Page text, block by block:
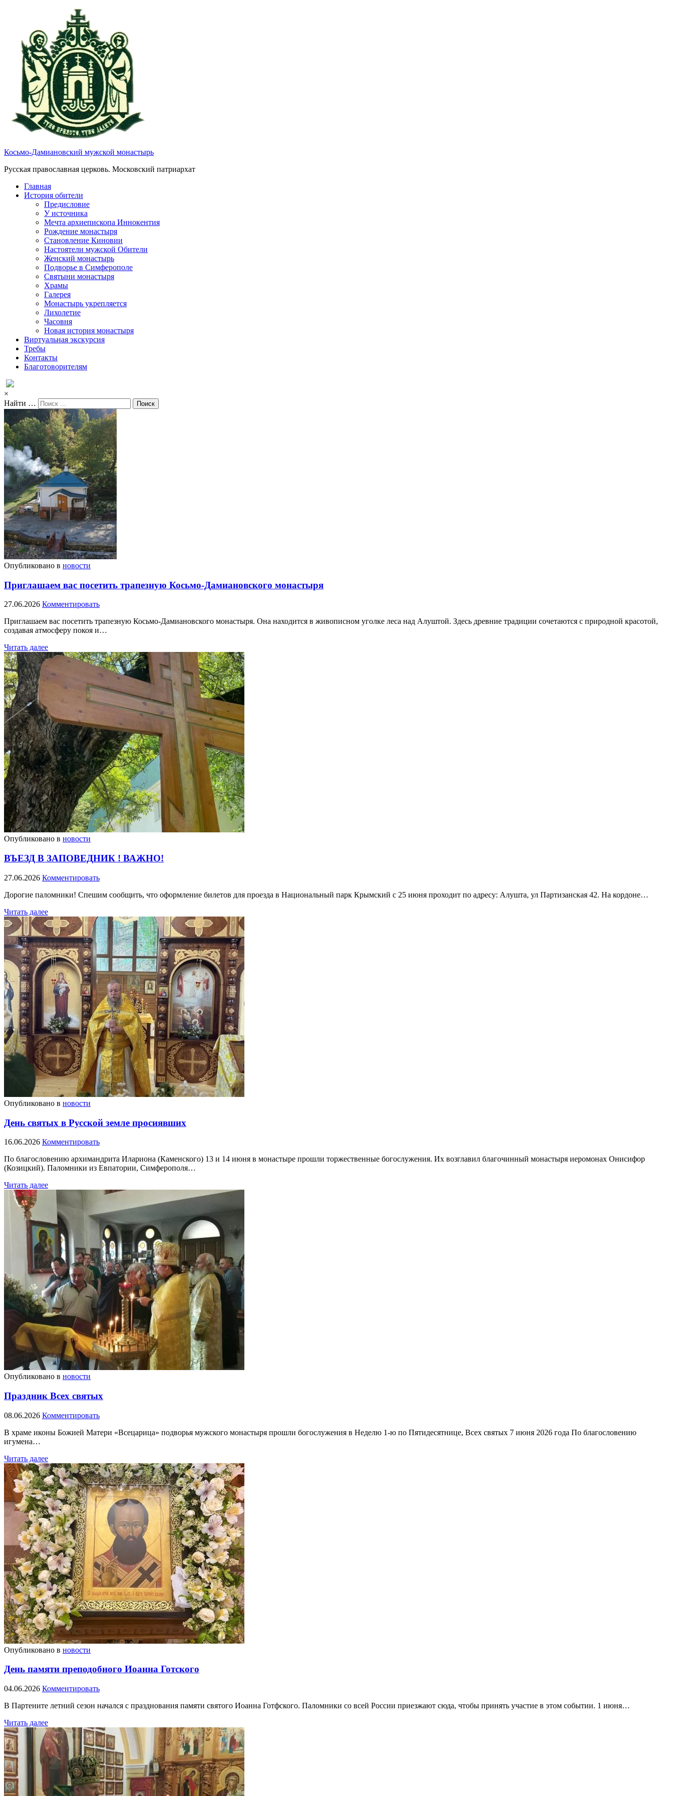
Косьмо-Дамиановский мужской монастырь
Русская православная церковь. Московский патриархат
Главная
История обители
Предисловие
У источника
Мечта архиепископа Иннокентия
Рождение монастыря
Становление Киновии
Настоятели мужской Обители
Женский монастырь
Подворье в Симферополе
Святыни монастыря
Храмы
Галерея
Монастырь укрепляется
Лихолетие
Часовня
Новая история монастыря
Виртуальная экскурсия
Требы
Контакты
Благотоворителям
×
Найти …
Опубликовано в новости
Приглашаем вас посетить трапезную Косьмо-Дамиановского монастыря
27.06.2026 Комментировать
Приглашаем вас посетить трапезную Косьмо-Дамиановского монастыря. Она находится в живописном уголке леса над Алуштой. Здесь древние традиции сочетаются с природной красотой,
создавая атмосферу покоя и…
Читать далее
Опубликовано в новости
ВЪЕЗД В ЗАПОВЕДНИК ! ВАЖНО!
27.06.2026 Комментировать
Дорогие паломники! Спешим сообщить, что оформление билетов для проезда в Национальный парк Крымский с 25 июня проходит по адресу: Алушта, ул Партизанская 42. На кордоне…
Читать далее
Опубликовано в новости
День святых в Русской земле просиявших
16.06.2026 Комментировать
По благословению архимандрита Илариона (Каменского) 13 и 14 июня в монастыре прошли торжественные богослужения. Их возглавил благочинный монастыря иеромонах Онисифор
(Козицкий). Паломники из Евпатории, Симферополя…
Читать далее
Опубликовано в новости
Праздник Всех святых
08.06.2026 Комментировать
В храме иконы Божией Матери «Всецарица» подворья мужского монастыря прошли богослужения в Неделю 1-ю по Пятидесятнице, Всех святых 7 июня 2026 года По благословению
игумена…
Читать далее
Опубликовано в новости
День памяти преподобного Иоанна Готского
04.06.2026 Комментировать
В Партените летний сезон начался с празднования памяти святого Иоанна Готфского. Паломники со всей России приезжают сюда, чтобы принять участие в этом событии. 1 июня…
Читать далее